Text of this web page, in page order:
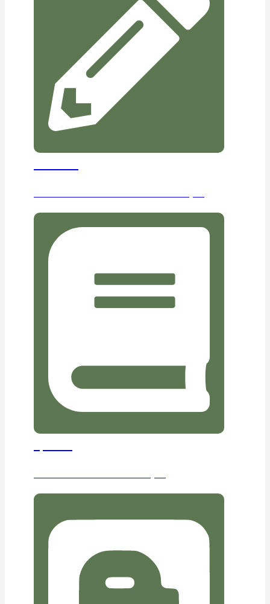
আর্টিকেল
আমাদের প্রকাশিত শতাধিক আর্টিকেল পড়ুন।
প্রকাশনা
আমাদের প্রকাশিত ১৫টি বই পড়ুন।